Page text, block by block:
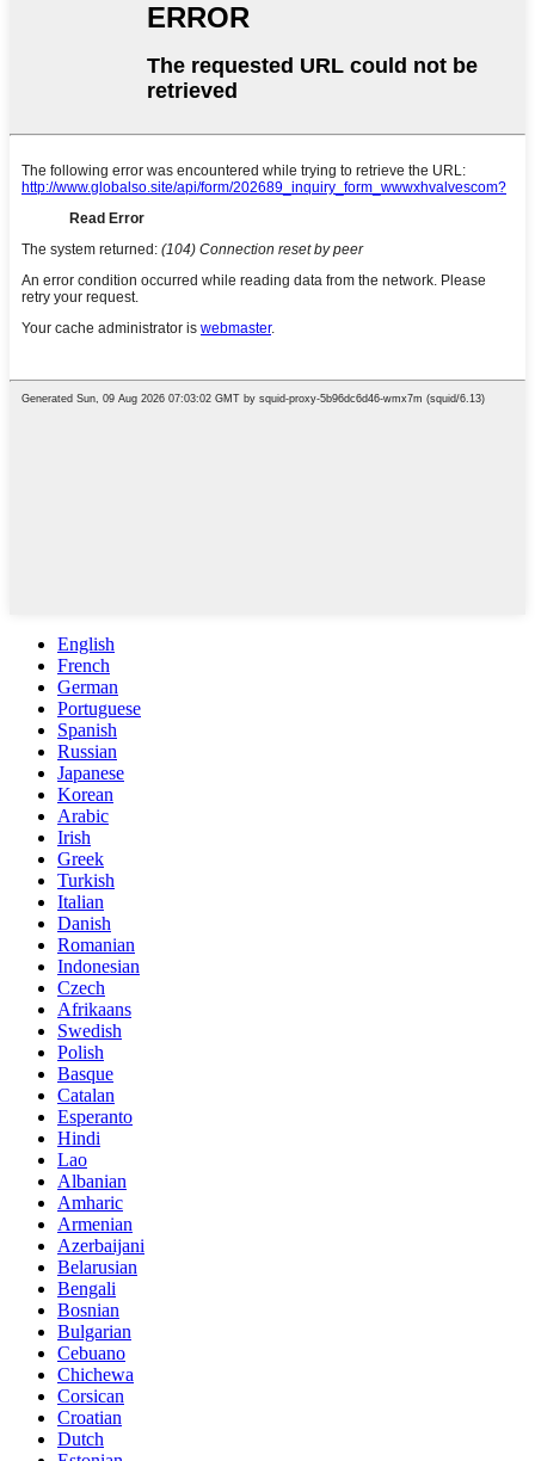
English
French
German
Portuguese
Spanish
Russian
Japanese
Korean
Arabic
Irish
Greek
Turkish
Italian
Danish
Romanian
Indonesian
Czech
Afrikaans
Swedish
Polish
Basque
Catalan
Esperanto
Hindi
Lao
Albanian
Amharic
Armenian
Azerbaijani
Belarusian
Bengali
Bosnian
Bulgarian
Cebuano
Chichewa
Corsican
Croatian
Dutch